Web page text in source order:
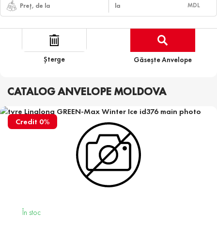
MDL
Șterge Găsește Anvelope
CATALOG ANVELOPE MOLDOVA
Credit 0%
În stoc